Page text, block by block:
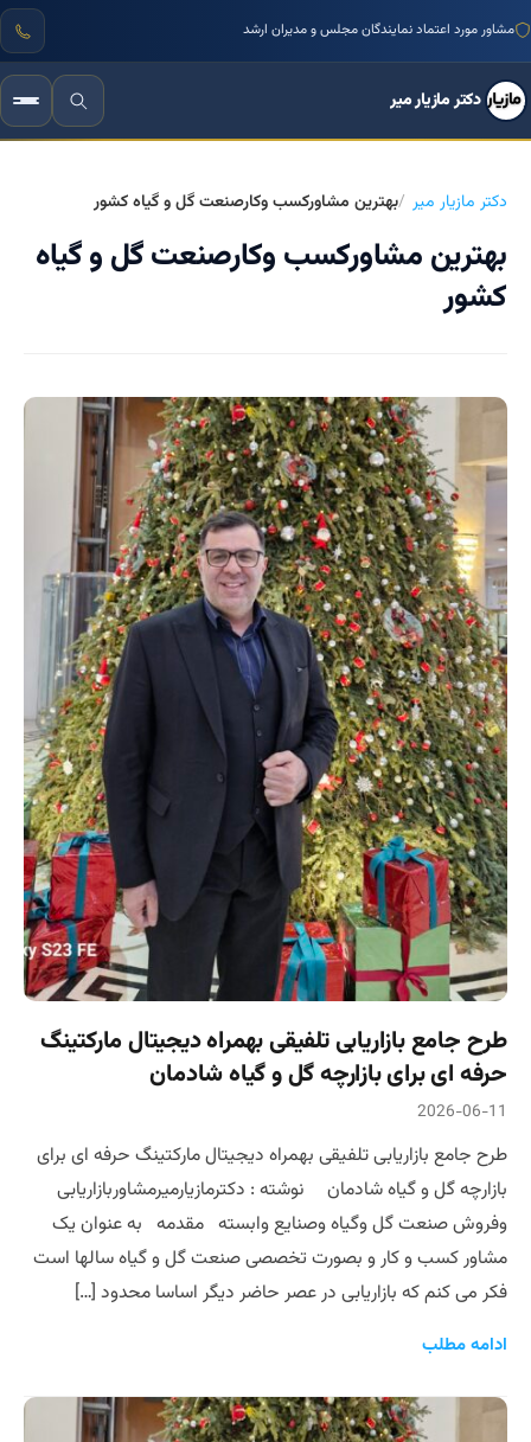
مشاور مورد اعتماد نمایندگان مجلس و مدیران ارشد
دکتر مازیار میر
دکتر مازیار میر بهترین مشاورکسب وکارصنعت گل و گیاه کشور
بهترین مشاورکسب وکارصنعت گل و گیاه
کشور
طرح جامع بازاریابی تلفیقی بهمراه دیجیتال مارکتینگ
حرفه ای برای بازارچه گل و گیاه شادمان
2026-06-11
طرح جامع بازاریابی تلفیقی بهمراه دیجیتال مارکتینگ حرفه ای برای
بازارچه گل و گیاه شادمان نوشته : دکترمازیارمیرمشاوربازاریابی
وفروش صنعت گل وگیاه وصنایع وابسته مقدمه به عنوان یک
مشاور کسب و کار و بصورت تخصصی صنعت گل و گیاه سالها است
فکر می کنم که بازاریابی در عصر حاضر دیگر اساسا محدود […]
ادامه مطلب